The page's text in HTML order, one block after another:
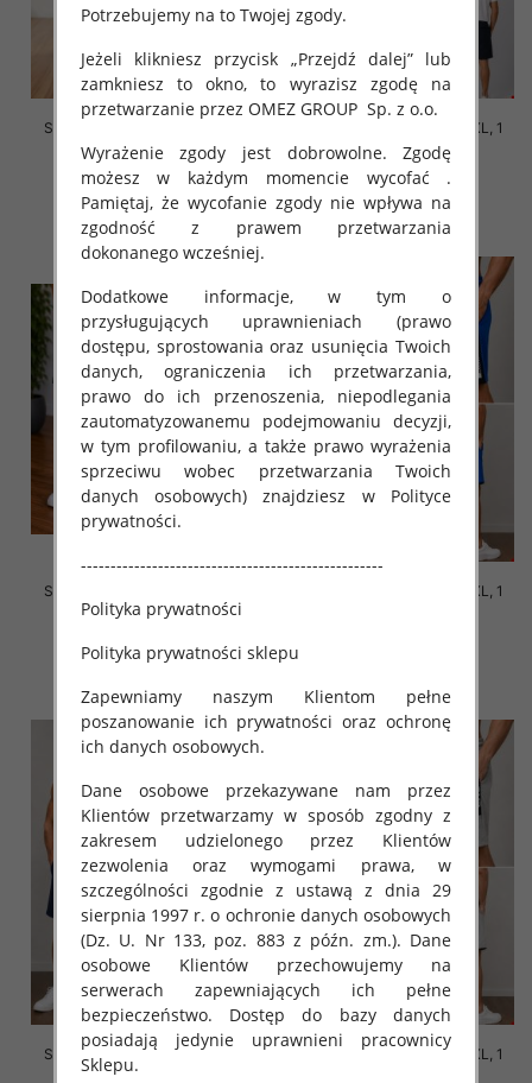
Spodenki męska Roz M-2XL, 1
Kolor Paczka 12 szt
30.00 zł
szczegóły
Spodenki męska Roz M-2XL, 1
Kolor Paczka 12 szt
30.00 zł
szczegóły
Spodenki męska Roz M-2XL, 1
Kolor Paczka 12 szt
30.00 zł
Spodenki męska Roz M-2XL, 1
Spodenki męska Roz M-2XL, 1
Kolor Paczka 12 szt
Spodenki męska Roz M-2XL, 1
Potrzebujemy na to Twojej zgody.
Jeżeli klikniesz przycisk „Przejdź dalej” lub
zamkniesz to okno, to wyrazisz zgodę na
przetwarzanie przez OMEZ GROUP Sp. z o.o.
Wyrażenie zgody jest dobrowolne. Zgodę
możesz w każdym momencie wycofać .
Pamiętaj, że wycofanie zgody nie wpływa na
zgodność z prawem przetwarzania
dokonanego wcześniej.
Dodatkowe informacje, w tym o
przysługujących uprawnieniach (prawo
dostępu, sprostowania oraz usunięcia Twoich
danych, ograniczenia ich przetwarzania,
prawo do ich przenoszenia, niepodlegania
zautomatyzowanemu podejmowaniu decyzji,
w tym profilowaniu, a także prawo wyrażenia
sprzeciwu wobec przetwarzania Twoich
danych osobowych) znajdziesz w Polityce
prywatności.
---------------------------------------------------
Polityka prywatności
Polityka prywatności sklepu
Zapewniamy naszym Klientom pełne
poszanowanie ich prywatności oraz ochronę
ich danych osobowych.
Dane osobowe przekazywane nam przez
Klientów przetwarzamy w sposób zgodny z
zakresem udzielonego przez Klientów
zezwolenia oraz wymogami prawa, w
szczególności zgodnie z ustawą z dnia 29
sierpnia 1997 r. o ochronie danych osobowych
(Dz. U. Nr 133, poz. 883 z późn. zm.). Dane
osobowe Klientów przechowujemy na
serwerach zapewniających ich pełne
bezpieczeństwo. Dostęp do bazy danych
posiadają jedynie uprawnieni pracownicy
Sklepu.